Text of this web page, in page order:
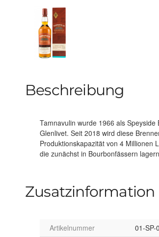
Beschreibung
Tamnavulin wurde 1966 als
Glenlivet. Seit 2018 wird diese
Produktionskapazität von 4 Millionen
die zunächst in Bourbonfässern
Whisky reift zunächst in
verschiedenen Oloroso-
Zusatzinformation
Artikelnummer 01-SP-